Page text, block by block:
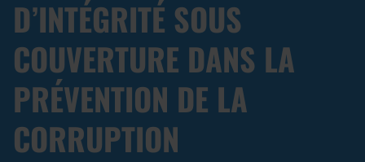
D’INTÉGRITÉ SOUS
COUVERTURE DANS LA
PRÉVENTION DE LA
CORRUPTION